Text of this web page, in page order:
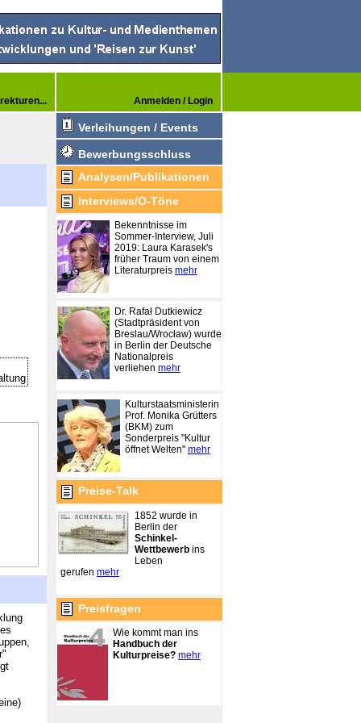
Anmelden / Login
Verleihungen / Events
Bewerbungsschluss
Analysen/Publikationen
Interviews/O-Töne
Bekenntnisse im
Sommer-Interview, Juli
2019: Laura Karasek's
früher Traum von einem
Literaturpreis mehr
Dr. Rafał Dutkiewicz
(Stadtpräsident von
Breslau/Wrocław) wurde
in Berlin der Deutsche
Nationalpreis
verliehen mehr
Kulturstaatsministerin
Prof. Monika Grütters
(BKM) zum
Sonderpreis "Kultur
öffnet Welten" mehr
Preise-Talk
1852 wurde in
Berlin der
Schinkel-
Wettbewerb ins
Leben
gerufen mehr
Preisfragen
Wie kommt man ins
Handbuch der
Kulturpreise? mehr